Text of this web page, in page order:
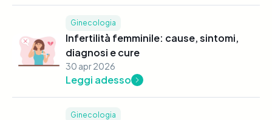
Ginecologia
Infertilità femminile: cause, sintomi,
diagnosi e cure
30 apr 2026
Leggi adesso
Ginecologia